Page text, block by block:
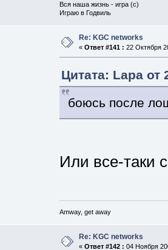
Вся наша жизнь - игра (с)
Играю в Годвиль
Re: KGC networks
« Ответ #141 : 22 Октября
Цитата: Lapa от
боюсь после
Или все-таки
Amway, get away
Re: KGC networks
« Ответ #142 : 04 Ноября